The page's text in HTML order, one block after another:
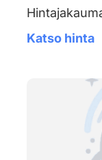
Katso hinta